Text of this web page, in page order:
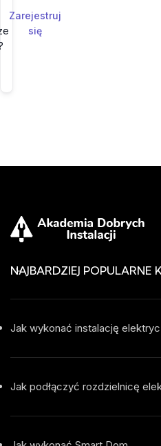
Zarejestruj
się
NAJBARDZIEJ POPULARNE
Jak wykonać instalację
Jak podłączyć rozdzielnicę